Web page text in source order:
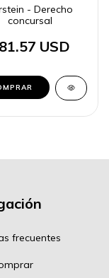
- Derecho
concursal
USD
frecuentes